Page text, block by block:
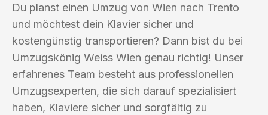
Du planst einen Umzug von Wien nach Trento
und möchtest dein Klavier sicher und
kostengünstig transportieren? Dann bist du bei
Umzugskönig Weiss Wien genau richtig! Unser
erfahrenes Team besteht aus professionellen
Umzugsexperten, die sich darauf spezialisiert
haben, Klaviere sicher und sorgfältig zu